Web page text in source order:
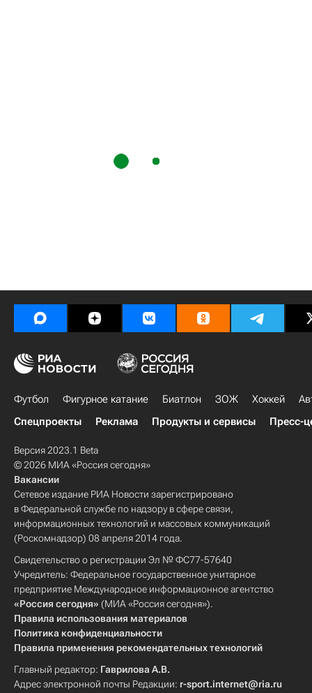
Футбол Фигурное катание Биатлон ЗОЖ Хоккей
Спецпроекты
Реклама Продукты и сервисы Пресс-
Версия 2023.1 Beta
© 2026 МИА «Россия сегодня»
Вакансии
Сетевое издание РИА Новости зарегистрировано
в Федеральной службе по надзору в сфере связи,
информационных технологий и массовых коммуникаций
(Роскомнадзор) 08 апреля 2014 года.
Свидетельство о регистрации Эл № ФС77-57640
Учредитель: Федеральное государственное унитарное
предприятие Международное информационное агентство
«Россия сегодня» (МИА «Россия сегодня»).
Правила использования материалов
Политика конфиденциальности
Правила применения рекомендательных технологий
Главный редактор: Гаврилова А.В.
Адрес электронной почты Редакции: r-sport.internet@ria.ru